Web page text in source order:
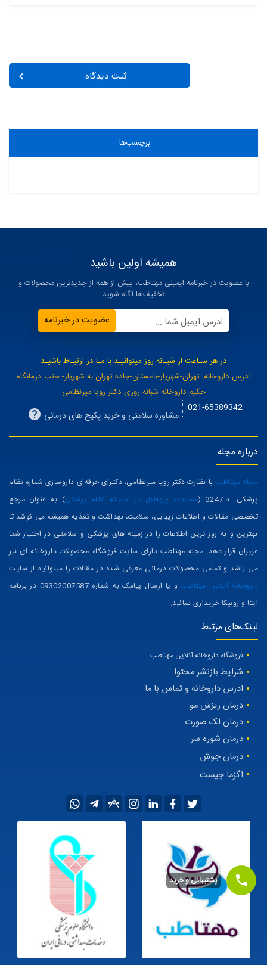
ثبت دیدگاه
برچسب‌ها:
همیشه اولین باشید
با عضویت در خبرنامه ایمیلی مهتاطب، پیش از همه از جدیدترین محصولات و
تخفیف‌ها آگاه شوید
آدرس ایمیل شما ... عضویت در خبرنامه
در هر سـاعت از شبـانه روز میتوانیـد با مـا در ارتبـاط باشیـد
آدرس داروخانه: تهران-شهریار-باغستان-جاده تهران به شهریار- جنب درمانگاه
حکیم-داروخانه شبانه روزی دکتر رویا میرنظامی
021-65389342
مشاوره سلامتی و خرید پکیج های درمانی
درباره مجله
مجله مهتاطببا نظارت دکتر رویا میرنظامی، دکترای حرفه‌ای داروسازی شماره نظام
پزشکی: د-3247 (
مشاهده پروفایل در سامانه نظام پزشکی) به عنوان مرجع
تخصصی مقالات و اطلاعات زیبایی، سلامت، بهداشت و تغذیه همیشه می کوشد تا
بهترین و به روز ترین اطلاعات را در زمینه های پزشکی و سلامتی در اختیار شما
عزیزان قرار دهد. مجله مهتاطب دارای سایت فروشگاه محصولات داروخانه ای نیز
می باشد و تمامی محصولات درمانی معرفی شده در مقالات را میتوانید از سایت
داروخانه آنلاین مهتاطب
و یا ارسال پیامک به شماره 09302007587 در برنامه
ایتا و روبیکا خریداری نمائید.
لینک‌های مرتبط
فروشگاه داروخانه آنلاین مهتاطب
شرایط بازنشر محتوا
ادرس داروخانه و تماس با ما
درمان ریزش مو
درمان لک صورت
درمان شوره سر
درمان جوش
اگزما چیست
پشتیبانی و خرید